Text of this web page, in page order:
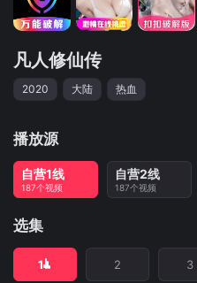
凡人修仙传
2020 大陆 热血
播放源
自营1线
187个视频
自营2线
187个视频
选集
1 2 3